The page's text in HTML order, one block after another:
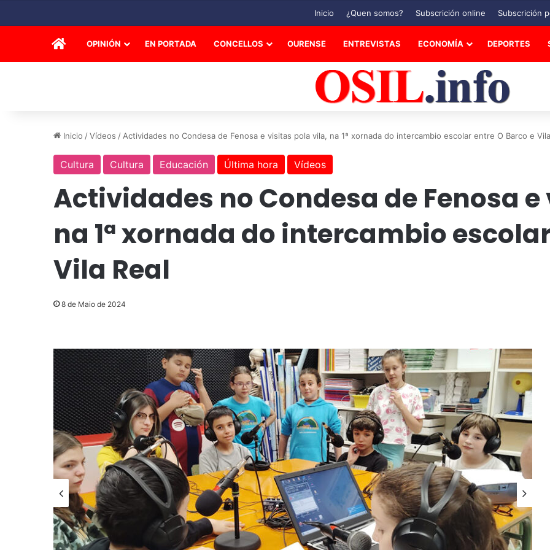
Inicio ¿Quen somos? Subscrición online Subscrición
INICIOOPINIÓN EN PORTADA CONCELLOS OURENSE ENTREVISTAS ECONOMÍA DEPORTES
Inicio /Vídeos / Actividades no Condesa de Fenosa e visitas pola vila, na 1ª xornada do intercambio escolar entre O Barco e
Cultura Cultura Educación Última hora Vídeos
Actividades no Condesa de Fenosa
na 1ª xornada do intercambio
Vila Real
8 de Maio de 2024